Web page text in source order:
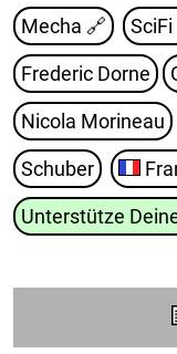
Mecha 🔗
Frederic Dorne
Nicola Morineau
Schuber
Unterstütze